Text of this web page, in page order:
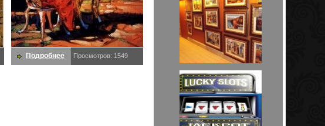
Подробнее Просмотров: 1549